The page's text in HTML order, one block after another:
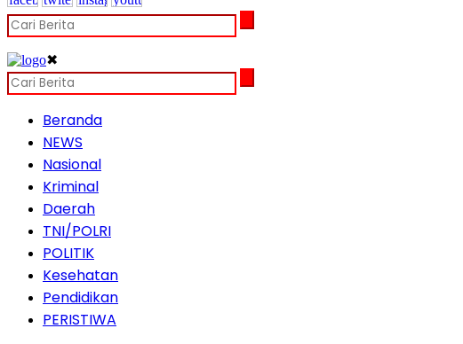
✖
Beranda
NEWS
Nasional
Kriminal
Daerah
TNI/POLRI
POLITIK
Kesehatan
Pendidikan
PERISTIWA